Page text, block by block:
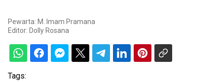
Pewarta: M. Imam Pramana
Editor: Dolly Rosana
Tags: